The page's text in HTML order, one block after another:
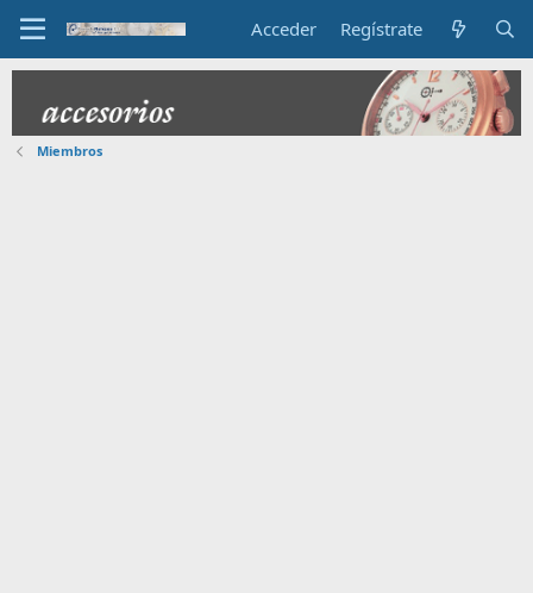
Acceder Regístrate
Miembros